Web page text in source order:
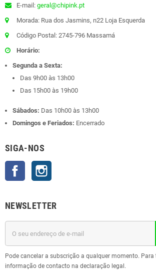
E-mail: geral@chipink.pt
Morada: Rua dos Jasmins, n22 Loja Esquerda
Código Postal: 2745-796 Massamá
Horário:
Segunda a Sexta:
Das 9h00 às 13h00
Das 15h00 às 19h00
Sábados: Das 10h00 às 13h00
Domingos e Feriados: Encerrado
SIGA-NOS
Facebook
NEWSLETTER
Pode cancelar a subscrição a qualquer momento. Para
informação de contacto na declaração legal.